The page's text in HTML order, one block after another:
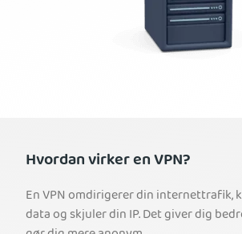
Hvordan virker en VPN?
En VPN omdirigerer din internettrafik,
data og skjuler din IP. Det giver dig